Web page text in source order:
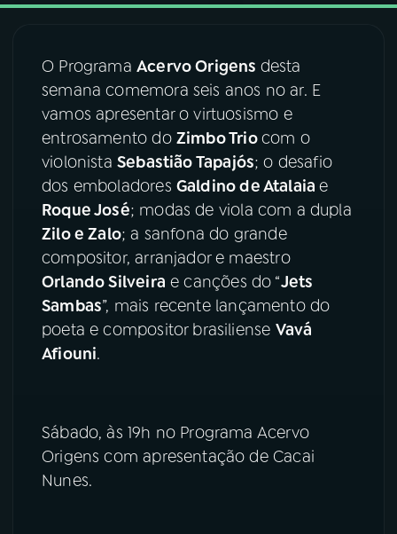
04 PROGRAMAS
05PODCASTS
06VIDEOCASTS
07 ÚLTIMAS
08FESTIVAL DE MÚSICA
YouTube Facebook
Instagram
O Programa Acervo Origens desta
semana comemora seis anos no ar. E
vamos apresentar o virtuosismo e
entrosamento do Zimbo Triocom o
violonista Sebastião Tapajós; o desafio
dos emboladores Galdino de Atalaiae
Roque José; modas de viola com a dupla
Zilo e Zalo; a sanfona do grande
compositor, arranjador e maestro
Orlando Silveira e canções do “Jets
Sambas”, mais recente lançamento do
poeta e compositor brasiliense Vavá
Afiouni.
Sábado, às 19h no Programa Acervo
Origens com apresentação de Cacai
Nunes.